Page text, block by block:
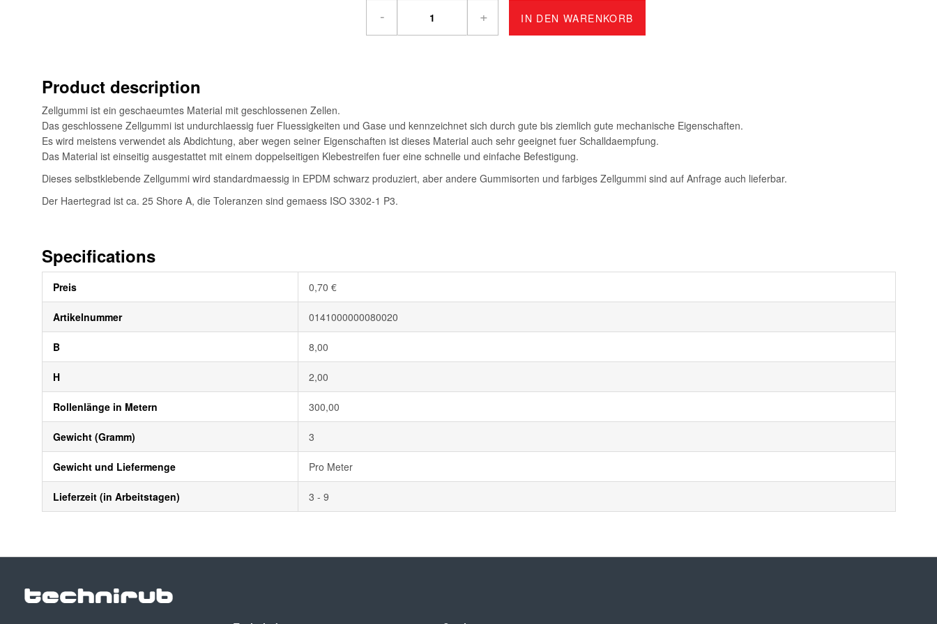
- + IN DEN WARENKORB
Product description
Zellgummi ist ein geschaeumtes Material mit geschlossenen Zellen.
Das geschlossene Zellgummi ist undurchlaessig fuer Fluessigkeiten und Gase und kennzeichnet sich durch gute bis ziemlich gute mechanische Eigenschaften.
Es wird meistens verwendet als Abdichtung, aber wegen seiner Eigenschaften ist dieses Material auch sehr geeignet fuer Schalldaempfung.
Das Material ist einseitig ausgestattet mit einem doppelseitigen Klebestreifen fuer eine schnelle und einfache Befestigung.
Dieses selbstklebende Zellgummi wird standardmaessig in EPDM schwarz produziert, aber andere Gummisorten und farbiges Zellgummi sind auf Anfrage auch lieferbar.
Der Haertegrad ist ca. 25 Shore A, die Toleranzen sind gemaess ISO 3302-1 P3.
Specifications
Informationen
Preis 0,70 €
Artikelnummer 0141000000080020
B 8,00
H 2,00
Rollenlänge in Metern 300,00
Gewicht (Gramm) 3
Gewicht und Liefermenge Pro Meter
Lieferzeit (in Arbeitstagen) 3 - 9